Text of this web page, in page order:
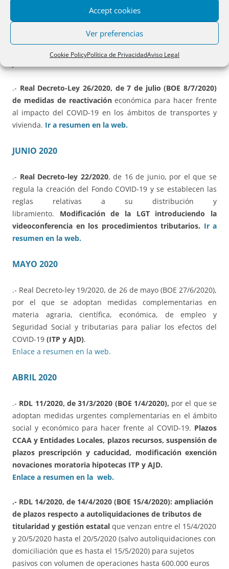
Accept cookies
Ver preferencias
Cookie PolicyPolítica de PrivacidadAviso Legal
préstamos y créditos hipotecarios y de arrendamientos sin
moratoria hipotecaria para el sector turístico, regulada en
los artículos 3 a 9 del Real Decreto-ley 25/2020, de 3 de
.- Real Decreto-Ley 26/2020, de 7 de julio (BOE 8/7/2020)
de medidas de reactivacióneconómica para hacer frente
al impacto del COVID-19 en los ámbitos de transportes y
vivienda. Ir a resumen en la web.
JUNIO 2020
.- Real Decreto-ley 22/2020, de 16 de junio, por el que se
regula la creación del Fondo COVID-19 y se establecen las
reglas relativas a su distribución y
libramiento. Modificación de la LGT introduciendo la
videoconferencia en los procedimientos tributarios. Ir a
resumen en la web.
MAYO 2020
.- Real Decreto-ley 19/2020, de 26 de mayo (BOE 27/6/2020),
por el que se adoptan medidas complementarias en
materia agraria, científica, económica, de empleo y
Seguridad Social y tributarias para paliar los efectos del
COVID-19 (ITP y AJD).
Enlace a resumen en la web.
ABRIL 2020
.- RDL 11/2020, de 31/3/2020 (BOE 1/4/2020), por el que se
adoptan medidas urgentes complementarias en el ámbito
social y económico para hacer frente al COVID-19. Plazos
CCAA y Entidades Locales, plazos recursos, suspensión de
plazos prescripción y caducidad, modificación exención
novaciones moratoria hipotecas ITP y AJD.
Enlace a resumen en la web.
.- RDL 14/2020, de 14/4/2020 (BOE 15/4/2020): ampliación
de plazos respecto a autoliquidaciones de tributos de
titularidad y gestión estatal que venzan entre el 15/4/2020
y 20/5/2020 hasta el 20/5/2020 (salvo autoliquidaciones con
domiciliación que es hasta el 15/5/2020) para sujetos
pasivos con volumen de operaciones hasta 600.000 euros